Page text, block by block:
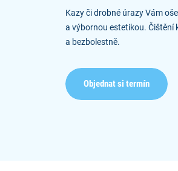
Kazy či drobné úrazy Vám
a výbornou estetikou. Čištění
a bezbolestně.
Objednat si termín